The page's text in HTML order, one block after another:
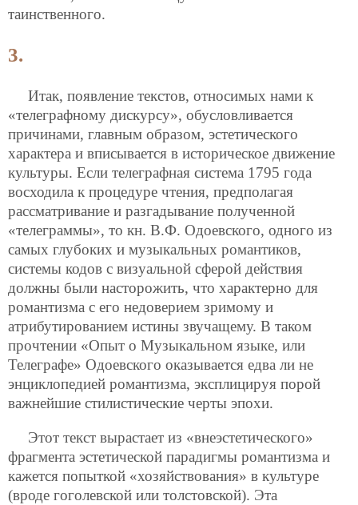
таинственного.
3.
Итак, появление текстов, относимых нами к
«телеграфному дискурсу», обусловливается
причинами, главным образом, эстетического
характера и вписывается в историческое движение
культуры. Если телеграфная система 1795 года
восходила к процедуре чтения, предполагая
рассматривание и разгадывание полученной
«телеграммы», то кн. В.Ф. Одоевского, одного из
самых глубоких и музыкальных романтиков,
системы кодов с визуальной сферой действия
должны были насторожить, что характерно для
романтизма с его недоверием зримому и
атрибутированием истины звучащему. В таком
прочтении «Опыт о Музыкальном языке, или
Телеграфе» Одоевского оказывается едва ли не
энциклопедией романтизма, эксплицируя порой
важнейшие стилистические черты эпохи.
Этот текст вырастает из «внеэстетического»
фрагмента эстетической парадигмы романтизма и
кажется попыткой «хозяйствования» в культуре
(вроде гоголевской или толстовской). Эта